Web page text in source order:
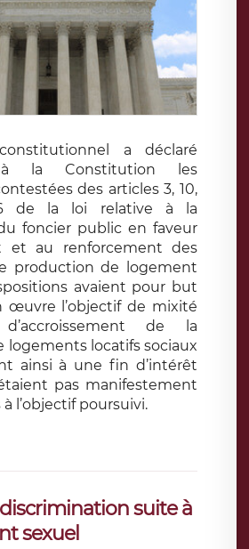
a déclaré
à la Constitution les
des articles 3, 10,
de la loi relative à la
foncier public en faveur
et au renforcement des
production de logement
avaient pour but
l’objectif de mixité
de la
logements locatifs sociaux
ainsi à une fin d’intérêt
pas manifestement
l’objectif poursuivi.
suite à
sexuel